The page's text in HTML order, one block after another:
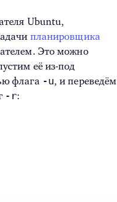
Ubuntu,
планировщика
Это можно
её из-под
флага -u, и переведём
-r: